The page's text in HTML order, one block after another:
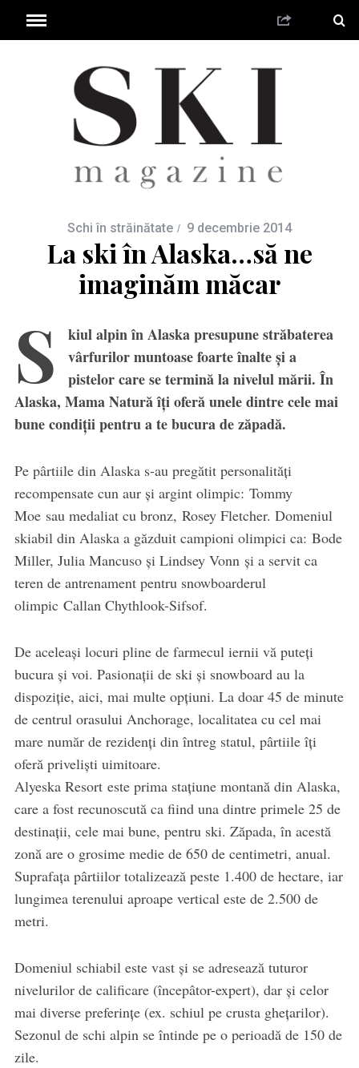
Schi în străinătate 9 decembrie 2014
La ski în Alaska…să ne
imaginăm măcar
S
kiul alpin în Alaska presupune străbaterea
vârfurilor muntoase foarte înalte şi a
pistelor care se termină la nivelul mării. În
Alaska, Mama Natură îţi oferă unele dintre cele mai
bune condiții pentru a te bucura de zăpadă.
Pe pârtiile din Alaska s-au pregătit personalităţi
recompensate cun aur şi argint olimpic: Tommy
Moe sau medaliat cu bronz, Rosey Fletcher. Domeniul
skiabil din Alaska a găzduit campioni olimpici ca: Bode
Miller, Julia Mancuso și Lindsey Vonn și a servit ca
teren de antrenament pentru snowboarderul
olimpic Callan Chythlook-Sifsof.
De aceleaşi locuri pline de farmecul iernii vă puteţi
bucura şi voi. Pasionaţii de ski și snowboard au la
dispoziție, aici, mai multe opțiuni. La doar 45 de minute
de centrul orasului Anchorage, localitatea cu cel mai
mare număr de rezidenţi din întreg statul, pârtiile îţi
oferă priveliști uimitoare.
Alyeska Resort este prima stațiune montană din Alaska,
care a fost recunoscută ca fiind una dintre primele 25 de
destinaţii, cele mai bune, pentru ski. Zăpada, în acestă
zonă are o grosime medie de 650 de centimetri, anual.
Suprafaţa pârtiilor totalizează peste 1.400 de hectare, iar
lungimea terenului aproape vertical este de 2.500 de
metri.
Domeniul schiabil este vast şi se adresează tuturor
nivelurilor de calificare (începâtor-expert), dar şi celor
mai diverse preferinţe (ex. schiul pe crusta gheţarilor).
Sezonul de schi alpin se întinde pe o perioadă de 150 de
zile.